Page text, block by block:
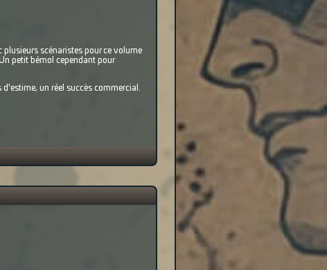
plusieurs scénaristes pour ce volume
petit bémol cependant pour
un réel succès commercial.